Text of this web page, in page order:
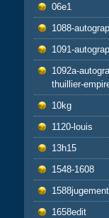
06e1
1088-
1091-
1092a-
thuillier-
10kg
1120-louis
13h15
1548-1608
1588jugement
1658edit